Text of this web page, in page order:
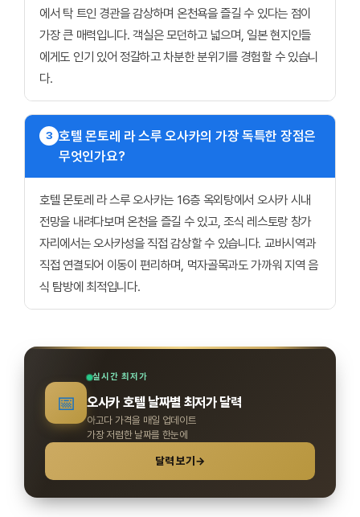
에서 탁 트인 경관을 감상하며 온천욕을 즐길 수 있다는 점이
가장 큰 매력입니다. 객실은 모던하고 넓으며, 일본 현지인들
에게도 인기 있어 정갈하고 차분한 분위기를 경험할 수 있습니
다.
3 호텔 몬토레 라 스루 오사카의 가장 독특한 장점은
무엇인가요?
호텔 몬토레 라 스루 오사카는 16층 옥외탕에서 오사카 시내
전망을 내려다보며 온천을 즐길 수 있고, 조식 레스토랑 창가
자리에서는 오사카성을 직접 감상할 수 있습니다. 교바시역과
직접 연결되어 이동이 편리하며, 먹자골목과도 가까워 지역 음
식 탐방에 최적입니다.
📅
실시간 최저가
오사카 호텔 날짜별 최저가 달력
아고다 가격을 매일 업데이트
가장 저렴한 날짜를 한눈에
달력 보기→